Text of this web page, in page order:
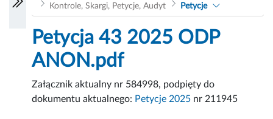
Kontrole, Skargi, Petycje, Audyt
Petycje
Petycja 43 2025 ODP
ANON.pdf
Załącznik aktualny nr 584998, podpięty do
dokumentu aktualnego: Petycje 2025 nr 211945